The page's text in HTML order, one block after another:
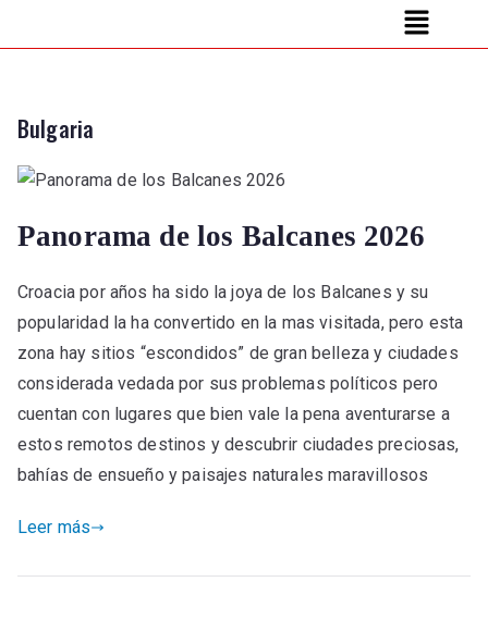
Bulgaria
Panorama de los Balcanes 2026
Croacia por años ha sido la joya de los Balcanes y su
popularidad la ha convertido en la mas visitada, pero esta
zona hay sitios “escondidos” de gran belleza y ciudades
considerada vedada por sus problemas políticos pero
cuentan con lugares que bien vale la pena aventurarse a
estos remotos destinos y descubrir ciudades preciosas,
bahías de ensueño y paisajes naturales maravillosos
Leer más